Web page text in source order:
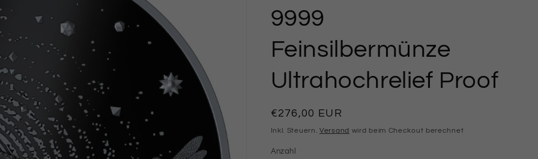
9999
Feinsilbermünze
Ultrahochrelief Proof
Normaler
Preis
€276,00 EUR
Inkl. Steuern.Versand wird beim Checkout berechnet
Anzahl
Anzahl